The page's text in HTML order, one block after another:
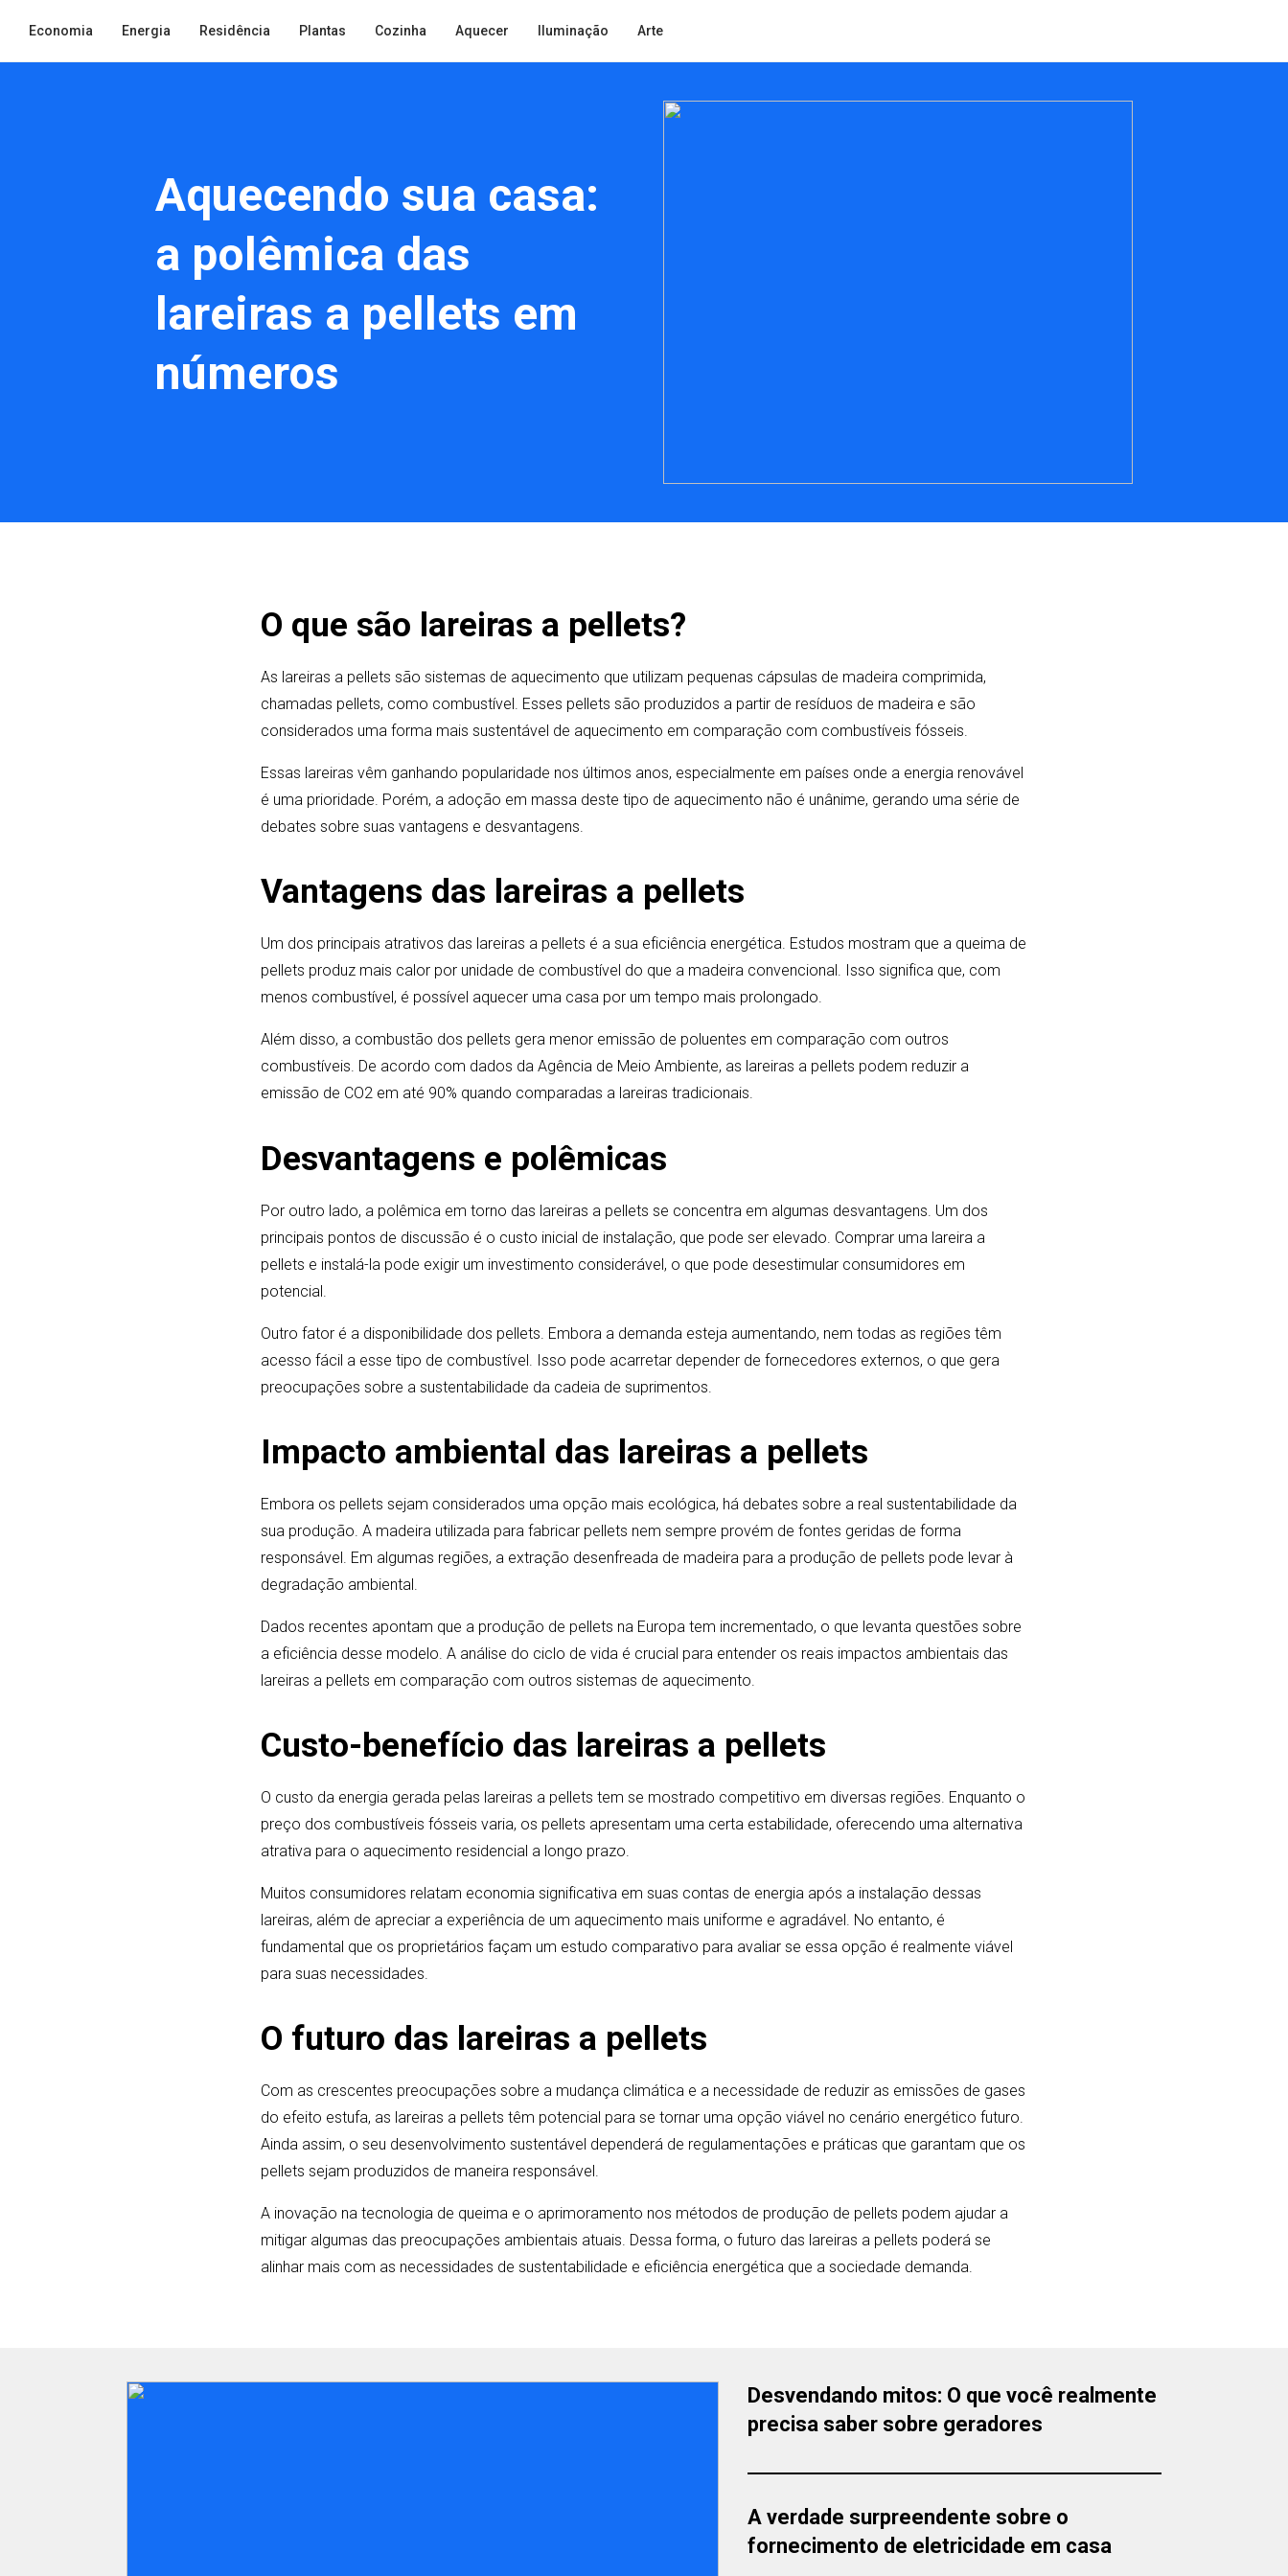
Economia Energia Residência Plantas Cozinha Aquecer Iluminação Arte
Aquecendo sua casa:
a polêmica das
lareiras a pellets em
números
O que são lareiras a pellets?
As lareiras a pellets são sistemas de aquecimento que utilizam pequenas cápsulas de madeira comprimida,
chamadas pellets, como combustível. Esses pellets são produzidos a partir de resíduos de madeira e são
considerados uma forma mais sustentável de aquecimento em comparação com combustíveis fósseis.
Essas lareiras vêm ganhando popularidade nos últimos anos, especialmente em países onde a energia renovável
é uma prioridade. Porém, a adoção em massa deste tipo de aquecimento não é unânime, gerando uma série de
debates sobre suas vantagens e desvantagens.
Vantagens das lareiras a pellets
Um dos principais atrativos das lareiras a pellets é a sua eficiência energética. Estudos mostram que a queima de
pellets produz mais calor por unidade de combustível do que a madeira convencional. Isso significa que, com
menos combustível, é possível aquecer uma casa por um tempo mais prolongado.
Além disso, a combustão dos pellets gera menor emissão de poluentes em comparação com outros
combustíveis. De acordo com dados da Agência de Meio Ambiente, as lareiras a pellets podem reduzir a
emissão de CO2 em até 90% quando comparadas a lareiras tradicionais.
Desvantagens e polêmicas
Por outro lado, a polêmica em torno das lareiras a pellets se concentra em algumas desvantagens. Um dos
principais pontos de discussão é o custo inicial de instalação, que pode ser elevado. Comprar uma lareira a
pellets e instalá-la pode exigir um investimento considerável, o que pode desestimular consumidores em
potencial.
Outro fator é a disponibilidade dos pellets. Embora a demanda esteja aumentando, nem todas as regiões têm
acesso fácil a esse tipo de combustível. Isso pode acarretar depender de fornecedores externos, o que gera
preocupações sobre a sustentabilidade da cadeia de suprimentos.
Impacto ambiental das lareiras a pellets
Embora os pellets sejam considerados uma opção mais ecológica, há debates sobre a real sustentabilidade da
sua produção. A madeira utilizada para fabricar pellets nem sempre provém de fontes geridas de forma
responsável. Em algumas regiões, a extração desenfreada de madeira para a produção de pellets pode levar à
degradação ambiental.
Dados recentes apontam que a produção de pellets na Europa tem incrementado, o que levanta questões sobre
a eficiência desse modelo. A análise do ciclo de vida é crucial para entender os reais impactos ambientais das
lareiras a pellets em comparação com outros sistemas de aquecimento.
Custo-benefício das lareiras a pellets
O custo da energia gerada pelas lareiras a pellets tem se mostrado competitivo em diversas regiões. Enquanto o
preço dos combustíveis fósseis varia, os pellets apresentam uma certa estabilidade, oferecendo uma alternativa
atrativa para o aquecimento residencial a longo prazo.
Muitos consumidores relatam economia significativa em suas contas de energia após a instalação dessas
lareiras, além de apreciar a experiência de um aquecimento mais uniforme e agradável. No entanto, é
fundamental que os proprietários façam um estudo comparativo para avaliar se essa opção é realmente viável
para suas necessidades.
O futuro das lareiras a pellets
Com as crescentes preocupações sobre a mudança climática e a necessidade de reduzir as emissões de gases
do efeito estufa, as lareiras a pellets têm potencial para se tornar uma opção viável no cenário energético futuro.
Ainda assim, o seu desenvolvimento sustentável dependerá de regulamentações e práticas que garantam que os
pellets sejam produzidos de maneira responsável.
A inovação na tecnologia de queima e o aprimoramento nos métodos de produção de pellets podem ajudar a
mitigar algumas das preocupações ambientais atuais. Dessa forma, o futuro das lareiras a pellets poderá se
alinhar mais com as necessidades de sustentabilidade e eficiência energética que a sociedade demanda.
Desvendando mitos: O que você realmente
precisa saber sobre geradores
A verdade surpreendente sobre o
fornecimento de eletricidade em casa